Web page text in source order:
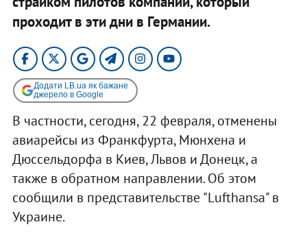
проходит в эти дни в Германии.
Додати LB.ua як бажане
джерело в Google
В частности, сегодня, 22 февраля, отменены
авиарейсы из Франкфурта, Мюнхена и
Дюссельдорфа в Киев, Львов и Донецк, а
также в обратном направлении. Об этом
сообщили в представительстве "Lufthansa" в
Украине.